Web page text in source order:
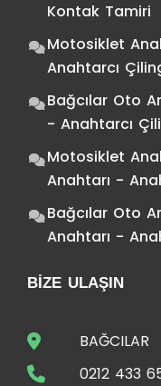
Kontak Tamiri
Motosiklet
Anahtarcı
Bağcılar Oto
- Anahtarcı
Motosiklet
Anahtarı -
Bağcılar Oto
Anahtarı -
BIZE ULAŞIN
BAĞCILAR
0212 433